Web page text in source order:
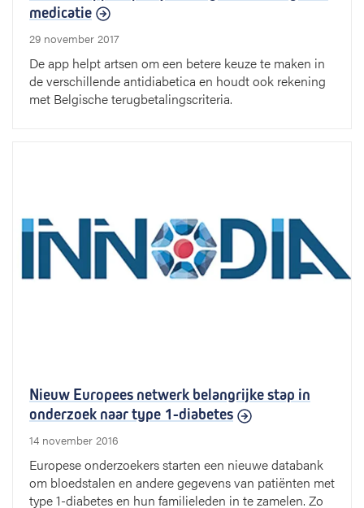
medicatie
29 november 2017
De app helpt artsen om een betere keuze te maken in
de verschillende antidiabetica en houdt ook rekening
met Belgische terugbetalingscriteria.
Nieuw Europees netwerk belangrijke stap in
onderzoek naar type 1-diabetes
14 november 2016
Europese onderzoekers starten een nieuwe databank
om bloedstalen en andere gegevens van patiënten met
type 1-diabetes en hun familieleden in te zamelen. Zo